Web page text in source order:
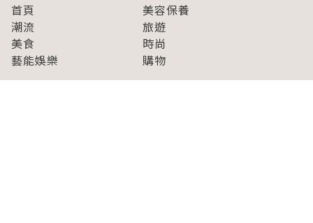
首頁
美容保養
潮流
旅遊
美食
時尚
藝能娛樂
購物